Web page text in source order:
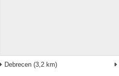
Debrecen (3,2 km)